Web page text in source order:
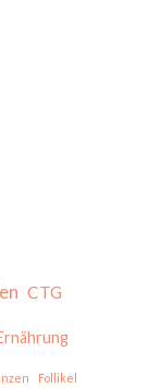
CTG
Follikel